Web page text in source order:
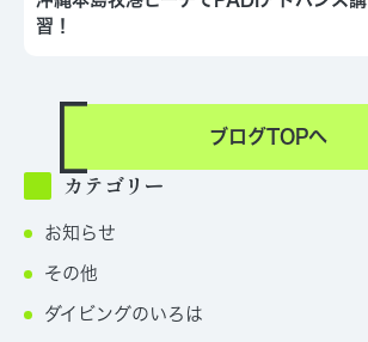
習！
ブログTOPへ
カテゴリー
お知らせ
その他
ダイビングのいろは